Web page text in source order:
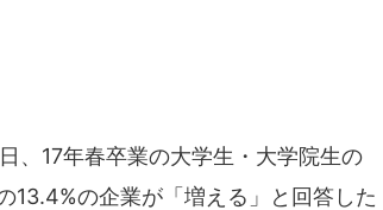
、17年春卒業の大学生・大学院生の
13.4%の企業が「増える」と回答した